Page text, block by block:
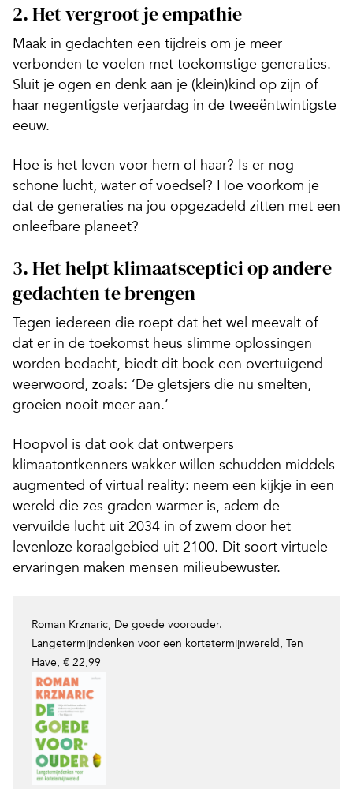
2. Het vergroot je empathie
Maak in gedachten een tijdreis om je meer
verbonden te voelen met toekomstige generaties.
Sluit je ogen en denk aan je (klein)kind op zijn of
haar negentigste verjaardag in de tweeëntwintigste
eeuw.
Hoe is het leven voor hem of haar? Is er nog
schone lucht, water of voedsel? Hoe voorkom je
dat de generaties na jou opgezadeld zitten met een
onleefbare planeet?
3. Het helpt klimaatsceptici op andere
gedachten te brengen
Tegen iedereen die roept dat het wel meevalt of
dat er in de toekomst heus slimme oplossingen
worden bedacht, biedt dit boek een overtuigend
weerwoord, zoals: ‘De gletsjers die nu smelten,
groeien nooit meer aan.’
Hoopvol is dat ook dat ontwerpers
klimaatontkenners wakker willen schudden middels
augmented of virtual reality: neem een kijkje in een
wereld die zes graden warmer is, adem de
vervuilde lucht uit 2034 in of zwem door het
levenloze koraalgebied uit 2100. Dit soort virtuele
ervaringen maken mensen milieubewuster.
Roman Krznaric, De goede voorouder.
Langetermijndenken voor een kortetermijnwereld, Ten
Have, € 22,99